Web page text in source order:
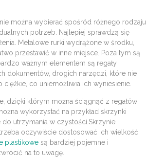
można wybierać spośród różnego rodzaju
potrzeb. Najlepiej sprawdzą się
Metalowe rurki wydrążone w środku,
przestawić w inne miejsce. Poza tym są
ważnym elementem są regały
dokumentów, drogich narzędzi, które nie
co uniemożliwia ich wyniesienie.
dzięki którym można ściągnąć z regałów
wykorzystać na przykład skrzynki
do utrzymania w czystości.Skrzynie
oczywiście dostosować ich wielkość
plastikowe są bardziej pojemne i
na to uwagę.